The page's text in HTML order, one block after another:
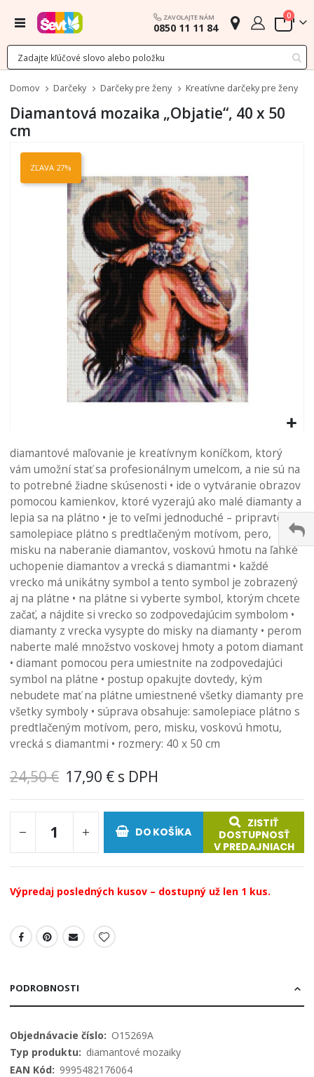
Menu ZAVOLAJTE NÁM
0850 11 11 84 Cart
0
Domov Darčeky Darčeky pre ženy Kreatívne darčeky pre ženy
Diamantová mozaika „Objatie“, 40 x 50
cm
koniec
ZĽAVA 27%
na
začiatok
galérie
obrázkov
diamantové maľovanie je kreatívnym koníčkom, ktorý
vám umožní stať sa profesionálnym umelcom, a nie sú na
to potrebné žiadne skúsenosti • ide o vytváranie obrazov
pomocou kamienkov, ktoré vyzerajú ako malé diamanty a
lepia sa na plátno • je to veľmi jednoduché – pripravte si
samolepiace plátno s predtlačeným motívom, pero,
misku na naberanie diamantov, voskovú hmotu na ľahké
uchopenie diamantov a vrecká s diamantmi • každé
vrecko má unikátny symbol a tento symbol je zobrazený
aj na plátne • na plátne si vyberte symbol, ktorým chcete
začať, a nájdite si vrecko so zodpovedajúcim symbolom •
diamanty z vrecka vysypte do misky na diamanty • perom
naberte malé množstvo voskovej hmoty a potom diamant
• diamant pomocou pera umiestnite na zodpovedajúci
symbol na plátne • postup opakujte dovtedy, kým
nebudete mať na plátne umiestnené všetky diamanty pre
všetky symboly • súprava obsahuje: samolepiace plátno s
predtlačeným motívom, pero, misku, voskovú hmotu,
vrecká s diamantmi • rozmery: 40 x 50 cm
24,50 € 17,90 €
DO KOŠÍKA
ZISTIŤ
DOSTUPNOSŤ
V PREDAJNIACH
Výpredaj posledných kusov – dostupný už len 1 kus.
PODROBNOSTI
Viac
informácií
O15269A
diamantové mozaiky
9995482176064